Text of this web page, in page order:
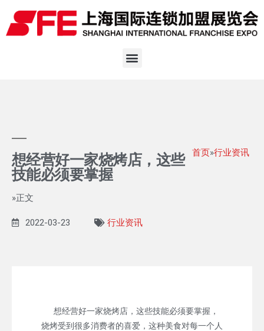
想经营好一家烧烤店，这些
技能必须要掌握
首页»行业资讯
»正文
2022-03-23 行业资讯
想经营好一家烧烤店，这些技能必须要掌握，
烧烤受到很多消费者的喜爱，这种美食对每一个人